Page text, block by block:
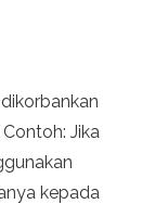
Jika
kepada